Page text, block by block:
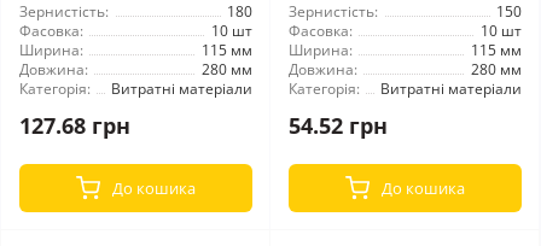
Зернистість:
180
Фасовка:
10 шт
Ширина:
115 мм
Довжина:
280 мм
Категорія:
Витратні матеріали
127.68 грн
До кошика
Зернистість:
150
Фасовка:
10 шт
Ширина:
115 мм
Довжина:
280 мм
Категорія:
Витратні матеріали
54.52 грн
До кошика